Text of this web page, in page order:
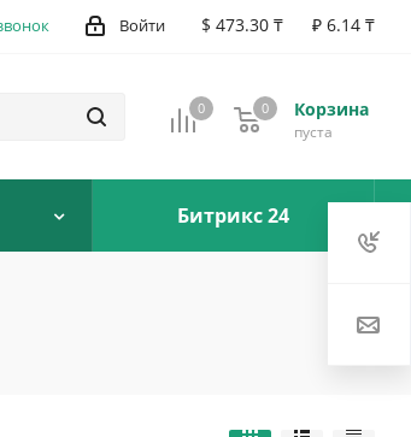
$ 473.30 ₸ ₽ 6.14 ₸
Войти
0 Корзина
0
пуста
0
Битрикс 24